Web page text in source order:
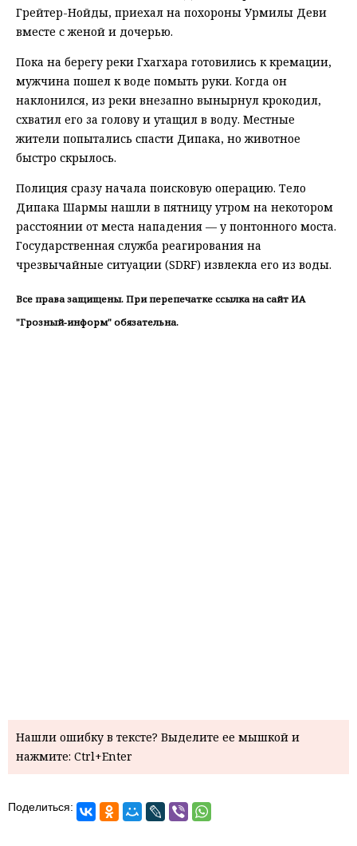
Грейтер-Нойды, приехал на похороны Урмилы Деви
вместе с женой и дочерью.
Пока на берегу реки Гхагхара готовились к кремации,
мужчина пошел к воде помыть руки. Когда он
наклонился, из реки внезапно вынырнул крокодил,
схватил его за голову и утащил в воду. Местные
жители попытались спасти Дипака, но животное
быстро скрылось.
Полиция сразу начала поисковую операцию. Тело
Дипака Шармы нашли в пятницу утром на некотором
расстоянии от места нападения — у понтонного моста.
Государственная служба реагирования на
чрезвычайные ситуации (SDRF) извлекла его из воды.
Все права защищены. При перепечатке ссылка на сайт ИА
"Грозный-информ" обязательна.
Нашли ошибку в тексте? Выделите ее мышкой и
нажмите: Ctrl+Enter
Поделиться: